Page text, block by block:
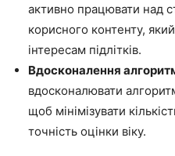
активно працювати над
корисного контенту, який
інтересам підлітків.
Вдосконалення
вдосконалювати
щоб мінімізувати
точність оцінки віку.